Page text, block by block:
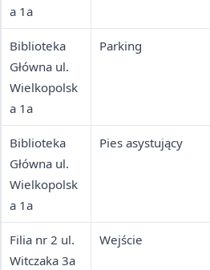
a 1a
Biblioteka
Główna ul.
Wielkopolsk
a 1a
Parking
Biblioteka
Główna ul.
Wielkopolsk
a 1a
Pies asystujący
Filia nr 2 ul.
Witczaka 3a
Wejście